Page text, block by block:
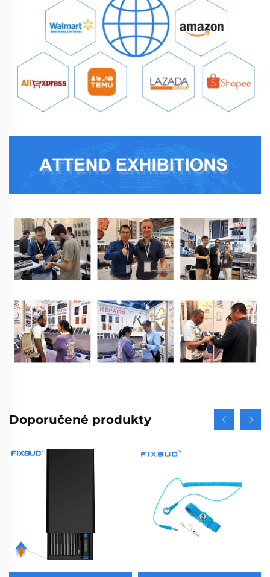
Doporučené produkty